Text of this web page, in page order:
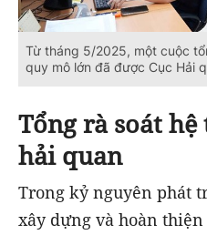
Từ tháng 5/2025, một cuộc
quy mô lớn đã được Cục Hải
Tổng rà soát
hải quan
Trong kỷ nguyên phát
xây dựng và hoàn